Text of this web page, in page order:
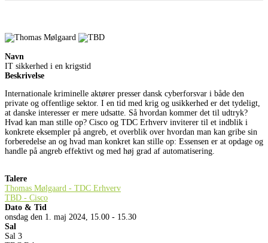
Navn
IT sikkerhed i en krigstid
Beskrivelse
Internationale kriminelle aktører presser dansk cyberforsvar i både den
private og offentlige sektor. I en tid med krig og usikkerhed er det tydeligt,
at danske interesser er mere udsatte. Så hvordan kommer det til udtryk?
Hvad kan man stille op? Cisco og TDC Erhverv inviterer til et indblik i
konkrete eksempler på angreb, et overblik over hvordan man kan gribe sin
forberedelse an og hvad man konkret kan stille op: Essensen er at opdage og
handle på angreb effektivt og med høj grad af automatisering.
Talere
Thomas Mølgaard - TDC Erhverv
TBD - Cisco
Dato & Tid
onsdag den 1. maj 2024, 15.00 - 15.30
Sal
Sal 3